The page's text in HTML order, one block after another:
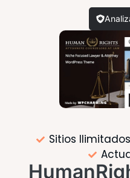
Sitios Ilimitados